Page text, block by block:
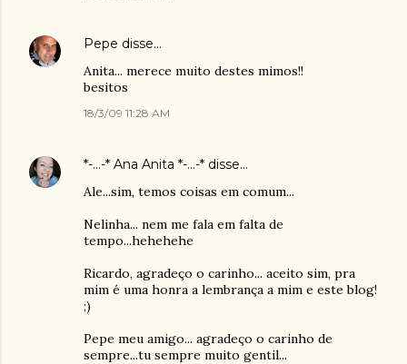
Pepe disse…
Anita... merece muito destes mimos!!
besitos
18/3/09 11:28 AM
*-...-* Ana Anita *-...-* disse…
Ale...sim, temos coisas em comum...
Nelinha... nem me fala em falta de
tempo...hehehehe
Ricardo, agradeço o carinho... aceito sim, pra
mim é uma honra a lembrança a mim e este blog!
;)
Pepe meu amigo... agradeço o carinho de
sempre...tu sempre muito gentil...